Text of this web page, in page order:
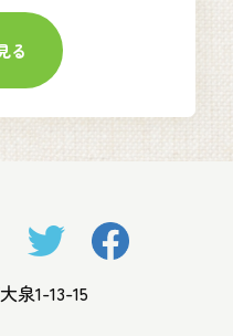
る
泉1-13-15